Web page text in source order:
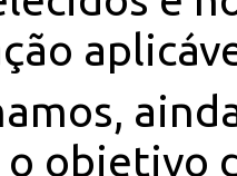
objetivo